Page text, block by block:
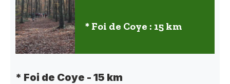
* Foi de Coye : 15 km
* Foi de Coye - 15 km